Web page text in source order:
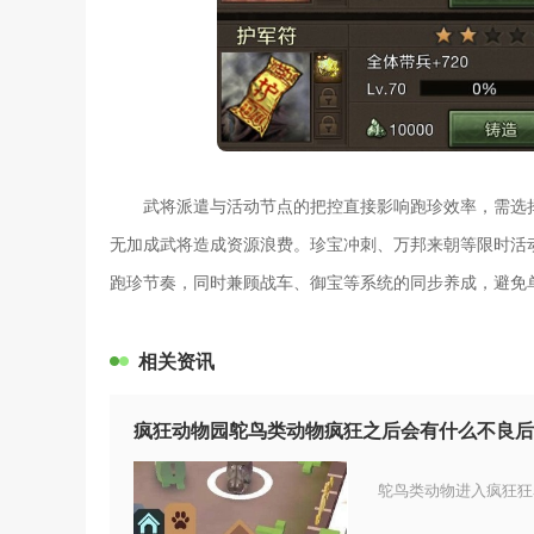
武将派遣与活动节点的把控直接影响跑珍效率，需
无加成武将造成资源浪费。珍宝冲刺、万邦来朝等限时
跑珍节奏，同时兼顾战车、御宝等系统的同步养成，避
相关资讯
疯狂动物园鸵鸟类动物疯狂之后会有什么不良
鸵鸟类动物进入疯狂